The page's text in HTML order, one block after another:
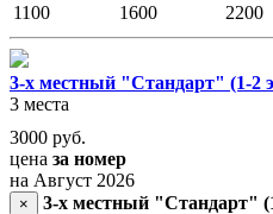
1100
1600 2200
3-х местный "Стандарт" (1-2
3 места
3000 руб.
цена за номер
на Август 2026
×
3-х местный "Стандарт"